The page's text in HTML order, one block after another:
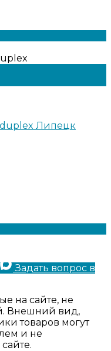
Задать вопрос в
на сайте, не
Внешний вид,
товаров могут
и не